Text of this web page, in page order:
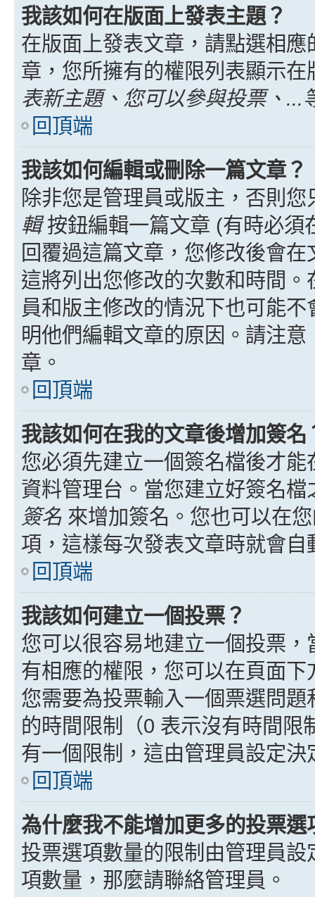
我該如何在版面上發表主題？
在版面上發表文章，請點選相
章，您所擁有的權限列表顯示
表新主題、您可以參與投票、...
回頂端
我該如何編輯或刪除一篇文章？
除非您是管理員或版主，否則
輯按鈕編輯一篇文章 (有時必須
回覆過這篇文章，您修改後會
這將列出您修改的次數和時間
員和版主修改的情況下也可能
明他們編輯文章的原因。請注
章。
回頂端
我該如何在我的文章後增加簽名
您必須先建立一個簽名檔後才
資料管理台。當您建立好簽名
簽名 來增加簽名。您也可以在
項，這樣每次發表文章時就會自
回頂端
我該如何建立一個投票？
您可以很容易地建立一個投票
有相應的權限，您可以在頁面
您需要為投票輸入一個票選問
的時間限制（0 表示沒有時間限
有一個限制，這由管理員設定決
回頂端
為什麼我不能增加更多的投票選
投票選項數量的限制由管理員
項數量，那麼請聯絡管理員。